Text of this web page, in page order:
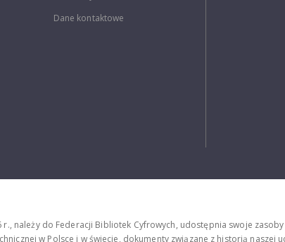
Dane kontaktowe
należy do Federacji Bibliotek Cyfrowych, udostępnia swoje
w Polsce i w świecie, dokumenty związane z historią naszej